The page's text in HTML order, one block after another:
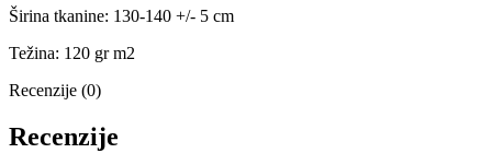
Širina tkanine: 130-140 +/- 5 cm
Težina: 120 gr m2
Recenzije (0)
Recenzije